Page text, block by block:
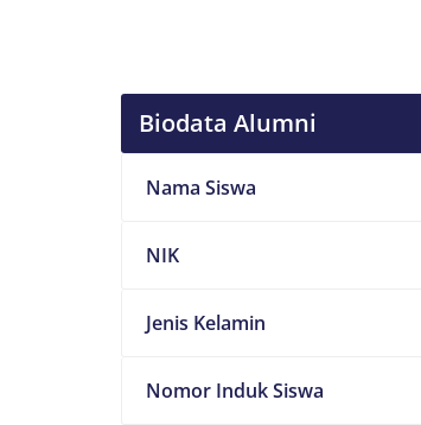
Biodata Alumni
Nama Siswa
NIK
Jenis Kelamin
Nomor Induk Siswa